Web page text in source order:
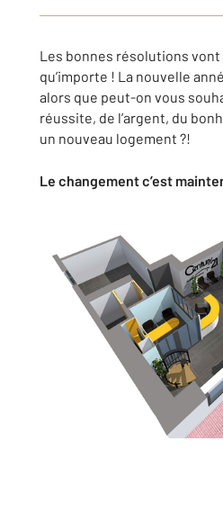
Les bonnes résolutions
qu’importe ! La nouvelle
alors que peut-on vous
réussite, de l’argent, du
un nouveau logement ?!
Le changement c’est